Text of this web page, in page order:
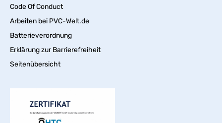
Code Of Conduct
Arbeiten bei PVC-Welt.de
Batterieverordnung
Erklärung zur Barrierefreiheit
Seitenübersicht